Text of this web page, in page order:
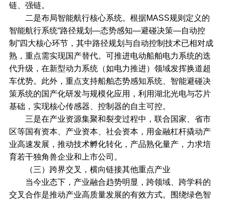
链、强链。
二是布局智能航行核心系统。根据MASS规则定义的
智能航行系统“路径规划—态势感知—避碰决策—自动控
制”四大核心环节，其中路径规划与自动控制技术已相对成
熟，重点需实现国产替代。可推进电动船舶电力系统的迭
代升级，在新型动力系统（如电力推进）领域发挥换道超
车优势。此外，重点支持船舶态势感知系统、智能避碰决
策系统的国产化研发与规模化应用，利用湖北光电与芯片
基础，实现核心传感器、控制器的自主可控。
三是在产业资源集聚和裂变过程中，联合国家、省市
区等国有资本、产业资本、社会资本，用金融杠杆撬动产
业高速发展，推动技术孵化转化，产品熟化量产，力求培
育若干独角兽企业和上市公司。
（三）跨界交叉，横向链接其他重点产业
当今业态下，产业融合趋势明显，跨领域、跨学科的
交叉合作是推动产业高质量发展的有效方式。围绕绿色智